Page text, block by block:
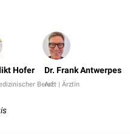
Hofer
Beruf
Dr. Frank Antwerpes
Arzt | Ärztin